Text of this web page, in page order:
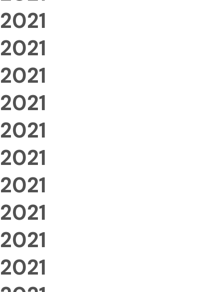
2021
2021
2021
2021
2021
2021
2021
2021
2021
2021